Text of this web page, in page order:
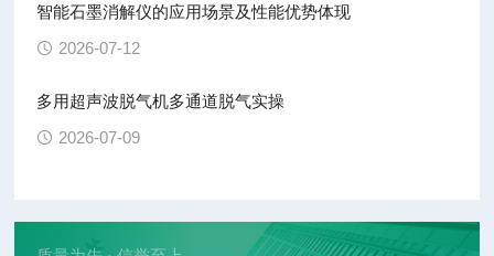
智能石墨消解仪的应用场景及性能优势体现
2026-07-12
多用超声波脱气机多通道脱气实操
2026-07-09